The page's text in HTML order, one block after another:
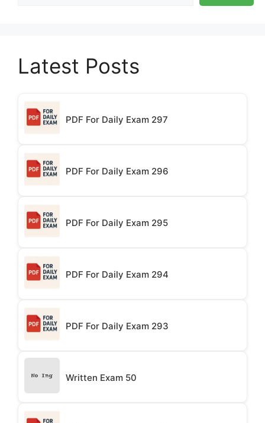
Latest Posts
PDF For Daily Exam 297
PDF For Daily Exam 296
PDF For Daily Exam 295
PDF For Daily Exam 294
PDF For Daily Exam 293
Written Exam 50